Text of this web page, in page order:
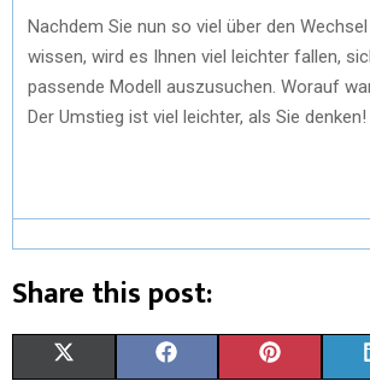
Nachdem Sie nun so viel über den
wissen, wird es Ihnen viel leichter fallen,
passende Modell auszusuchen. Worauf
Der Umstieg ist viel leichter, als Sie denken!
Share this post: